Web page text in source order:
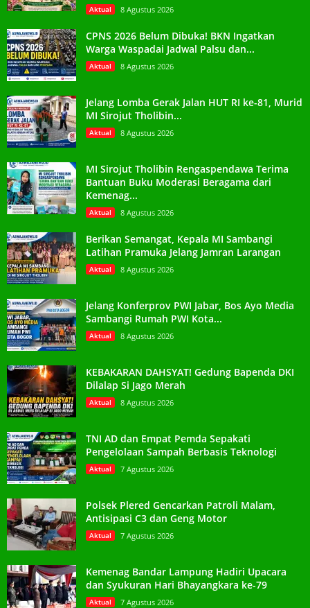
Aktual 8 Agustus 2026
CPNS 2026 Belum Dibuka! BKN Ingatkan
Warga Waspadai Jadwal Palsu dan...
Aktual 8 Agustus 2026
Jelang Lomba Gerak Jalan HUT RI ke-81, Murid
MI Sirojut Tholibin...
Aktual 8 Agustus 2026
MI Sirojut Tholibin Rengaspendawa Terima
Bantuan Buku Moderasi Beragama dari
Kemenag...
Aktual 8 Agustus 2026
Berikan Semangat, Kepala MI Sambangi
Latihan Pramuka Jelang Jamran Larangan
Aktual 8 Agustus 2026
Jelang Konferprov PWI Jabar, Bos Ayo Media
Sambangi Rumah PWI Kota...
Aktual 8 Agustus 2026
KEBAKARAN DAHSYAT! Gedung Bapenda DKI
Dilalap Si Jago Merah
Aktual 8 Agustus 2026
TNI AD dan Empat Pemda Sepakati
Pengelolaan Sampah Berbasis Teknologi
Aktual 7 Agustus 2026
Polsek Plered Gencarkan Patroli Malam,
Antisipasi C3 dan Geng Motor
Aktual 7 Agustus 2026
Kemenag Bandar Lampung Hadiri Upacara
dan Syukuran Hari Bhayangkara ke-79
Aktual 7 Agustus 2026